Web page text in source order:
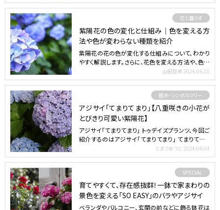
花と暮らす
紫陽花の色の変化と仕組み｜色を変える方
法や色が変わらない種類を紹介
紫陽花の花の色が変化する仕組みについて、わかり
やすく解説します。さらに、花色を変える方法や、色が
山田智美 2024.06.10
庭木・シンボルツリー
アジサイ「てまりてまり」【八重咲きの小花が
とびきり可愛い紫陽花】
アジサイ「てまりてまり」 トゥデイズプランツ、今回ご
紹介するのはアジサイ「てまりてまり」 てまりてまり
とまつあつこ 2024.06.04
SPECIAL
育てやすくて、存在感抜群！一鉢で家まわりの
景色を変える「SO EASY」のバラやアジサイ
ベランダやバルコニー、玄関の前などに飾る鉢花は